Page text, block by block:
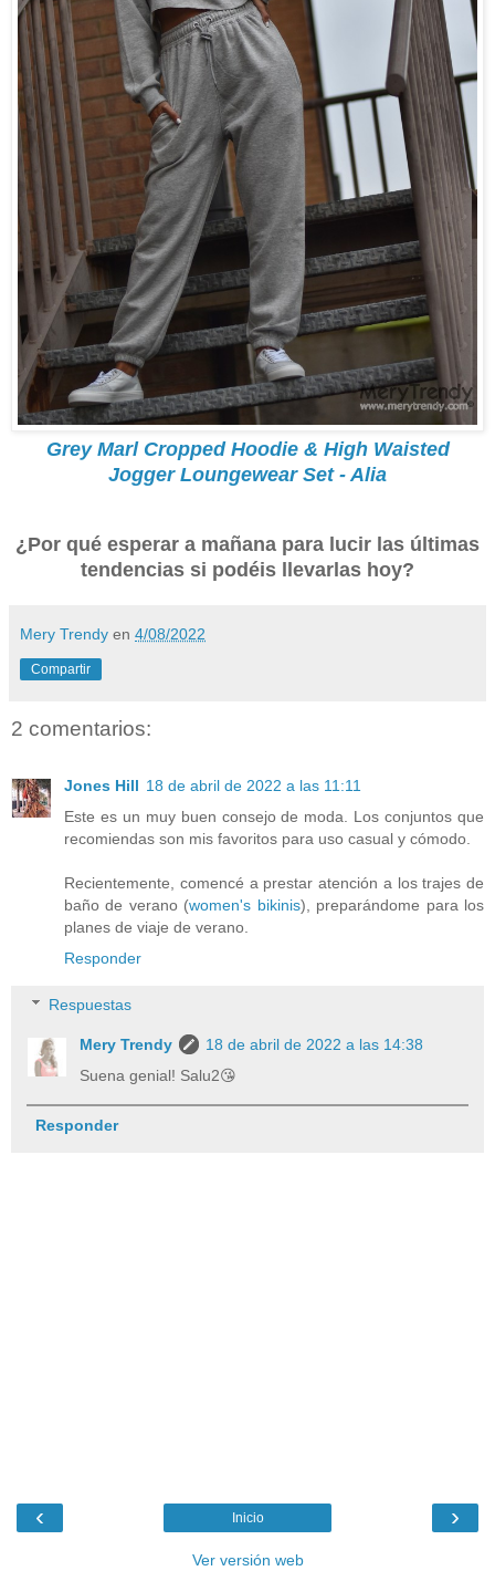
Grey Marl Cropped Hoodie & High Waisted
Jogger Loungewear Set - Alia
¿Por qué esperar a mañana para lucir las últimas
tendencias si podéis llevarlas hoy?
Mery Trendy en 4/08/2022
Compartir
2 comentarios:
Jones Hill 18 de abril de 2022 a las 11:11
Este es un muy buen consejo de moda. Los conjuntos que
recomiendas son mis favoritos para uso casual y cómodo.
Recientemente, comencé a prestar atención a los trajes de
baño de verano (women's bikinis), preparándome para los
planes de viaje de verano.
Responder
Respuestas
Mery Trendy
18 de abril de 2022 a las 14:38
Suena genial! Salu2😘
Responder
‹ ›
Inicio
Ver versión web